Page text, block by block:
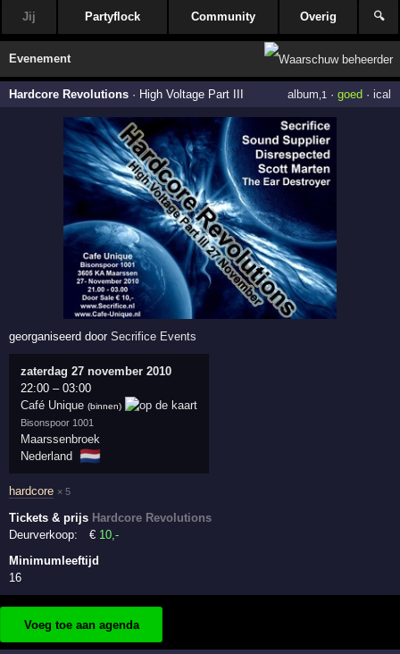
Jij Partyflock Community Overig 🔍
Evenement
Hardcore Revolutions · High Voltage Part III album ,1 · goed · ical
georganiseerd doorSecrifice Events
zaterdag 27 november 2010
22:00 –03:00
Café Unique (binnen)
Bisonspoor 1001
Maarssenbroek
Nederland
🇳🇱
hardcore × 5
Tickets & prijs Hardcore Revolutions
Deurverkoop:
€ 10 ,-
Minimumleeftijd
16
Voeg toe aan agenda